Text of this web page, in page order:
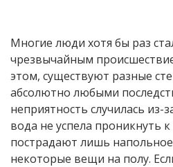
Многие люди хотя бы раз
чрезвычайным
этом, существуют разные
абсолютно любыми
неприятность случилась из-
вода не успела проникнуть к
пострадают лишь
некоторые вещи на полу.